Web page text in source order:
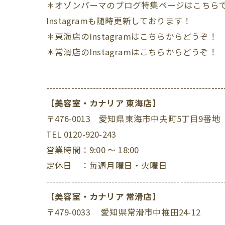
＊オゾンパーマのブログ特集ページはこちら
Instagramも随時更新しております！
＊東海店のInstagramはこちらからどうぞ！
＊常滑店のInstagramはこちらからどうぞ！
【美容室・カナリア 東海店】
〒476-0013 愛知県東海市中央町5丁目9番地
TEL 0120-920-243
営業時間：9:00 ～ 18:00
定休日 ：毎週月曜日・火曜日
【美容室・カナリア 常滑店】
〒479-0033 愛知県常滑市中椎田24-12